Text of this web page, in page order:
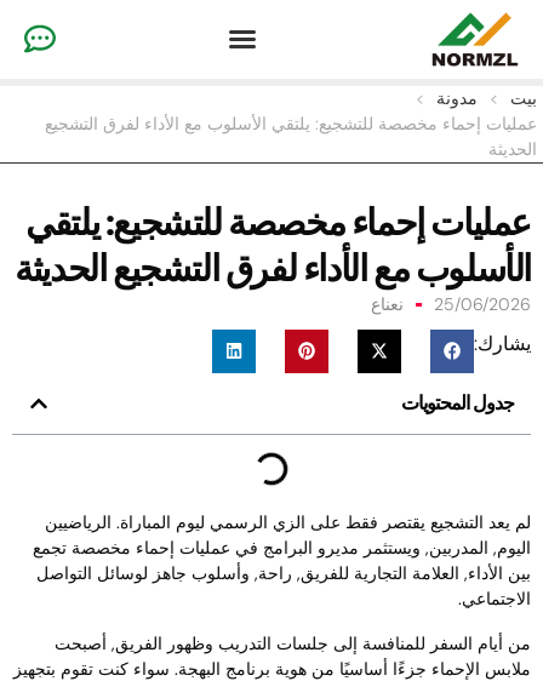
> مدونة >
إحماء مخصصة للتشجيع: يلتقي الأسلوب مع الأداء لفرق التشجيع
إحماء مخصصة للتشجيع: يلتقي
مع الأداء لفرق التشجيع الحديثة
25/06/ نعناع
جدول المحتويات
يعد التشجيع يقتصر فقط على الزي الرسمي ليوم المباراة. الرياضيين
المدربين, ويستثمر مديرو البرامج في عمليات إحماء مخصصة تجمع
الأداء, العلامة التجارية للفريق, راحة, وأسلوب جاهز لوسائل التواصل
أيام السفر للمنافسة إلى جلسات التدريب وظهور الفريق, أصبحت
الإحماء جزءًا أساسيًا من هوية برنامج البهجة. سواء كنت تقوم بتجهيز